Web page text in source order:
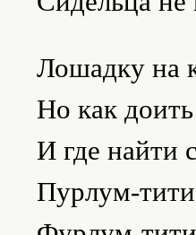
Лошадку на
Но как
И где найти
Пурлум-